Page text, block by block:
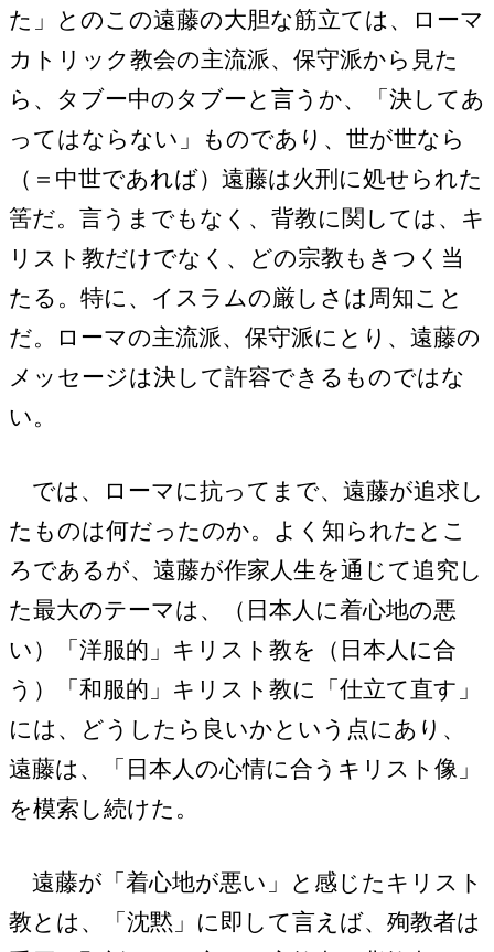
た」とのこの遠藤の大胆な筋立ては、ローマ
カトリック教会の主流派、保守派から見た
ら、タブー中のタブーと言うか、「決してあ
ってはならない」ものであり、世が世なら
（＝中世であれば）遠藤は火刑に処せられた
筈だ。言うまでもなく、背教に関しては、キ
リスト教だけでなく、どの宗教もきつく当
たる。特に、イスラムの厳しさは周知こと
だ。ローマの主流派、保守派にとり、遠藤の
メッセージは決して許容できるものではな
い。
では、ローマに抗ってまで、遠藤が追求し
たものは何だったのか。よく知られたとこ
ろであるが、遠藤が作家人生を通じて追究し
た最大のテーマは、（日本人に着心地の悪
い）「洋服的」キリスト教を（日本人に合
う）「和服的」キリスト教に「仕立て直す」
には、どうしたら良いかという点にあり、
遠藤は、「日本人の心情に合うキリスト像」
を模索し続けた。
遠藤が「着心地が悪い」と感じたキリスト
教とは、「沈黙」に即して言えば、殉教者は